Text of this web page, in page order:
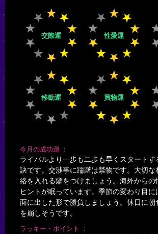
交際運 性愛運
移動運 買物運
今月の成功運
ライバルより一歩も二歩も早くスタートす
訣です。交渉事に躊躇は禁物です。大切な
絡を入れる癖をつけましょう。海外からの
ヒントが眠っています。季節の変わり目
面に出した形で勝負しましょう。休日に朝
を崩しそうです。
ラッキー・ポイント